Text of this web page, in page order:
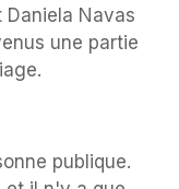
Navas
une partie
publique.